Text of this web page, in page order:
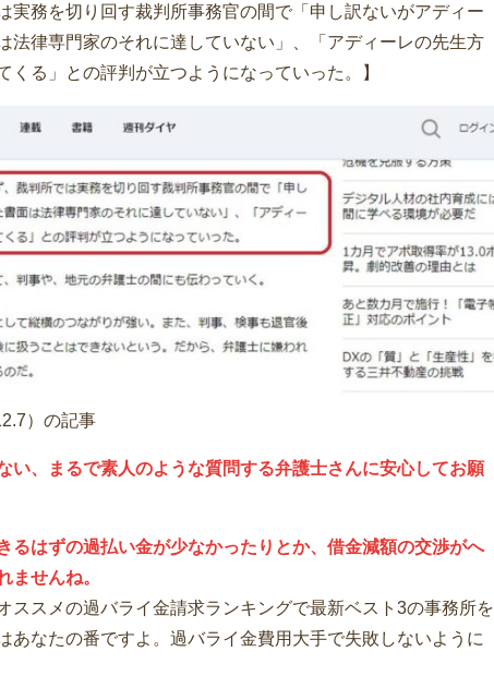
実務を切り回す裁判所事務官の間で「申し訳ないがアディー
法律専門家のそれに達していない」、「アディーレの先生方
くる」との評判が立つようになっていった。】
）の記事
い、まるで素人のような質問する弁護士さんに安心してお願
るはずの過払い金が少なかったりとか、借金減額の交渉がへ
ませんね。
ススメの過バライ金請求ランキングで最新ベスト3の事務所を
あなたの番ですよ。過バライ金費用大手で失敗しないように